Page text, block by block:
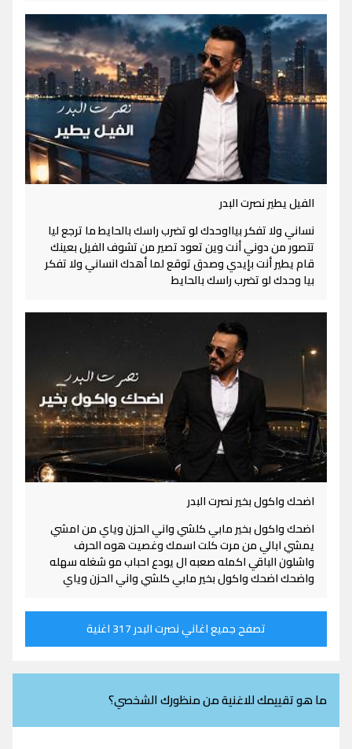
الفيل يطير نصرت البدر
نساني ولا تفكر بيااوحدك لو تضرب راسك بالحايط ما ترجع ليا
تتصور من دوني أنت وين تعود تصير من تشوف الفيل بعينك
قام يطير أنت بإيدي وصدق توقع لما أهدك انساني ولا تفكر
بيا وحدك لو تضرب راسك بالحايط
اضحك واكول بخير نصرت البدر
اضحك واكول بخير مابي كلشي واني الحزن وياي من امشي
يمشي ابالي من مرت كلت اسمك وغصيت هوه الحرف
واشلون الباقي اكمله صعبه ال يودع احباب مو شغله سهله
واضحك اضحك واكول بخير مابي كلشي واني الحزن وياي
تصفح جميع اغاني نصرت البدر 317 اغنية
ما هو تقييمك للاغنية من منظورك الشخصي؟